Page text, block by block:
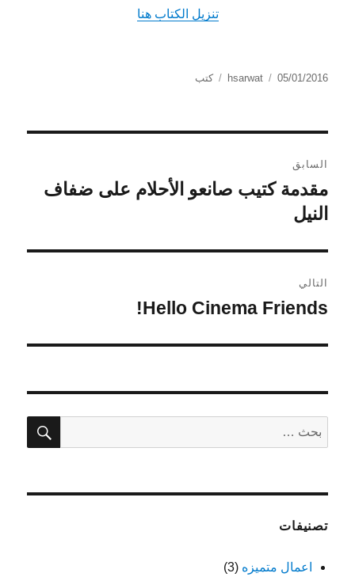
تنزيل الكتاب هنا
الكاتب hsarwat
نُشرت 05/01/2016 التصنيفات
كتب
المقالات
السابق
المقالة
السابقة:
مقدمة كتيب صانعو الأحلام على ضفاف
النيل
التالي
المقالة
Hello Cinema Friends!
عن:
بحث
تصنيفات
اعمال متميزه (3)